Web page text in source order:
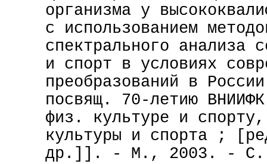
организма у
с использованием
спектрального анализа
и спорт в условиях
преобразований в
посвящ. 70-летию
физ. культуре и
культуры и спорта ;
др.]]. - М., 2003. - С.